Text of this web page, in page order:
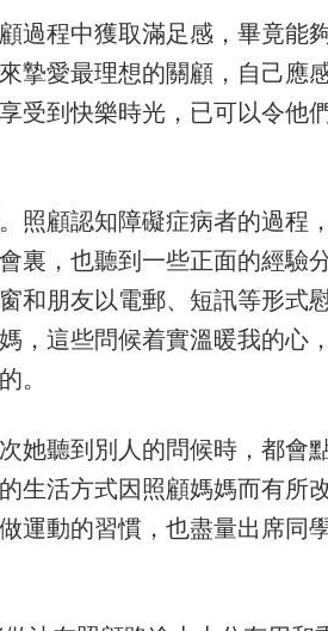
過程中獲取滿足感，畢竟能
摯愛最理想的關顧，自己應
受到快樂時光，已可以令他
照顧認知障礙症病者的過程，
裏，也聽到一些正面的經驗
和朋友以電郵、短訊等形式
，這些問候着實溫暖我的心，
。
她聽到別人的問候時，都會
生活方式因照顧媽媽而有所
運動的習慣，也盡量出席同